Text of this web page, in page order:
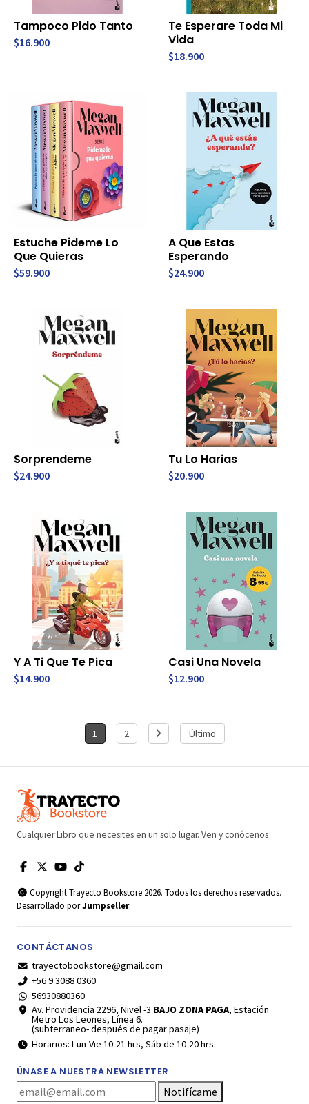
Tampoco Pido Tanto
$16.900
Te Esperare Toda Mi
Vida
$18.900
Estuche Pideme Lo
Que Quieras
$59.900
A Que Estas
Esperando
$24.900
Sorprendeme
$24.900
Tu Lo Harias
$20.900
Y A Ti Que Te Pica
$14.900
Casi Una Novela
$12.900
1 2 Último
Cualquier Libro que necesites en un solo lugar. Ven y conócenos
Copyright Trayecto Bookstore 2026. Todos los derechos reservados.
Desarrollado porJumpseller.
CONTÁCTANOS
trayectobookstore@gmail.com
+56 9 3088 0360
56930880360
Av. Providencia 2296, Nivel -3 BAJO ZONA PAGA, Estación
Metro Los Leones, Línea 6.
(subterraneo- después de pagar pasaje)
Horarios: Lun-Vie 10-21 hrs, Sáb de 10-20 hrs.
ÚNASE A NUESTRA NEWSLETTER
Notifícame